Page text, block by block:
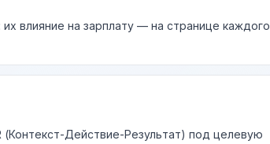
влияние на зарплату — на странице каждого
Действие-Результат) под целевую